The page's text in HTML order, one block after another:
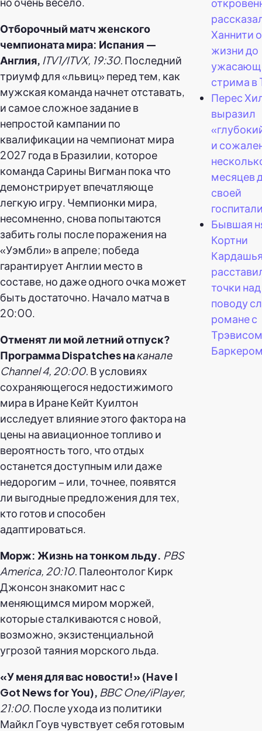
Отборочный матч женского
чемпионата мира: Испания —
Англия, ITV1/ITVX, 19:30. Последний
триумф для «львиц» перед тем, как
мужская команда начнет отставать,
и самое сложное задание в
непростой кампании по
квалификации на чемпионат мира
2027 года в Бразилии, которое
команда Сарины Вигман пока что
демонстрирует впечатляюще
легкую игру. Чемпионки мира,
несомненно, снова попытаются
забить голы после поражения на
«Уэмбли» в апреле; победа
гарантирует Англии место в
составе, но даже одного очка может
быть достаточно. Начало матча в
20:00.
Отменят ли мой летний отпуск?
Программа Dispatches наканале
Channel 4, 20:00. В условиях
сохраняющегося недостижимого
мира в Иране Кейт Куилтон
исследует влияние этого фактора на
цены на авиационное топливо и
вероятность того, что отдых
останется доступным или даже
недорогим – или, точнее, появятся
ли выгодные предложения для тех,
кто готов и способен
адаптироваться.
Морж: Жизнь на тонком льду. PBS
America, 20:10. Палеонтолог Кирк
Джонсон знакомит нас с
меняющимся миром моржей,
которые сталкиваются с новой,
возможно, экзистенциальной
угрозой таяния морского льда.
«У меня для вас новости!» (Have I
Got News for You), BBC One/iPlayer,
21:00. После ухода из политики
Майкл Гоув чувствует себя готовым
Ханнити
жизни до
стрима в
Перес
выразил
и
месяцев
своей
Бывшая
Кортни
точки
поводу
романе с
Трэвисом